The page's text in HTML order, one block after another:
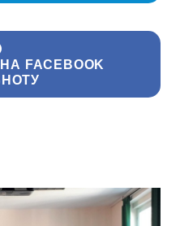
FACEBOOK